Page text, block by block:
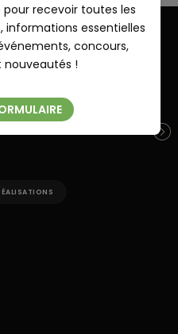
recevoir toutes les
informations essentielles
concours,
!